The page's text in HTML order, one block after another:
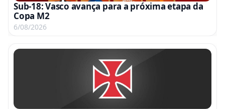
Sub-18: Vasco avança para a próxima etapa da
Copa M2
6/08/2026